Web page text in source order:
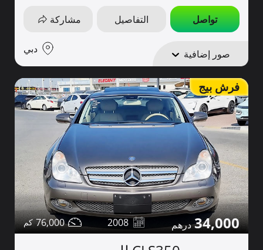
تواصل التفاصيل مشاركة
صور إضافية دبي
فرش بيج
34,000
2008
76,000